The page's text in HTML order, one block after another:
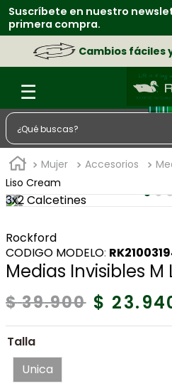
Suscríbete en nuestro
primera compra.
Cambios fáciles
¿Qué buscas?
Mujer Accesorios
Liso Cream
3x2 Calcetines
Rockford
:
Medias Invisibles M
$ 39.900 $ 23.
Talla
Unica
TÉRMINOS MÁS BUSCADOS
1.
zapatos
2.
sacos
4.
camisa
5.
medias
6.
lino
7.
morral
8.
botas
9.
chaqueta